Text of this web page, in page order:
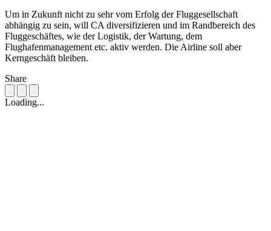
Um in Zukunft nicht zu sehr vom Erfolg der Fluggesellschaft
abhängig zu sein, will CA diversifizieren und im Randbereich des
Fluggeschäftes, wie der Logistik, der Wartung, dem
Flughafenmanagement etc. aktiv werden. Die Airline soll aber
Kerngeschäft bleiben.
Share
Loading...